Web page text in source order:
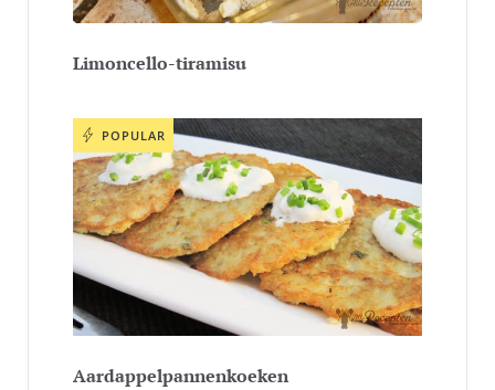
Limoncello-tiramisu
POPULAR
Aardappelpannenkoeken